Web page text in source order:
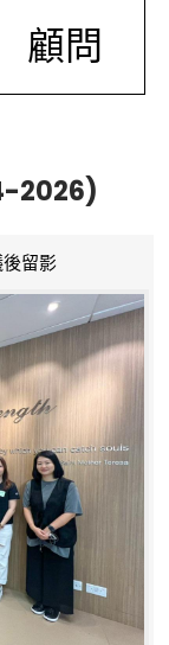
顧問
2026)
留影